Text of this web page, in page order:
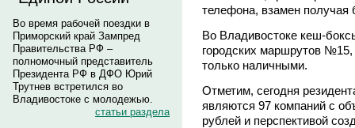
Во время рабочей поездки в
Приморский край Зампред
Правительства РФ –
полномочный представитель
Президента РФ в ДФО Юрий
Трутнев встретился во
Владивостоке с молодежью.
статьи раздела
телефона, взамен получая
Во Владивостоке кеш-
городских маршрутов
только наличными.
Отметим, сегодня
являются 97 компаний с
рублей и перспективой